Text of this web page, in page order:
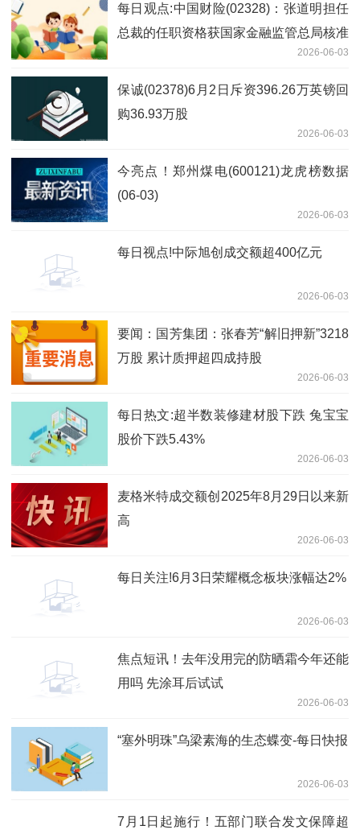
每日观点:中国财险(02328)：张道明担任
总裁的任职资格获国家金融监管总局核准
2026-06-03
保诚(02378)6月2日斥资396.26万英镑回
购36.93万股
2026-06-03
今亮点！郑州煤电(600121)龙虎榜数据
(06-03)
2026-06-03
每日视点!中际旭创成交额超400亿元
2026-06-03
要闻：国芳集团：张春芳“解旧押新”3218
万股 累计质押超四成持股
2026-06-03
每日热文:超半数装修建材股下跌 兔宝宝
股价下跌5.43%
2026-06-03
麦格米特成交额创2025年8月29日以来新
高
2026-06-03
每日关注!6月3日荣耀概念板块涨幅达2%
2026-06-03
焦点短讯！去年没用完的防晒霜今年还能
用吗 先涂耳后试试
2026-06-03
“塞外明珠”乌梁素海的生态蝶变-每日快报
2026-06-03
7月1日起施行！五部门联合发文保障超